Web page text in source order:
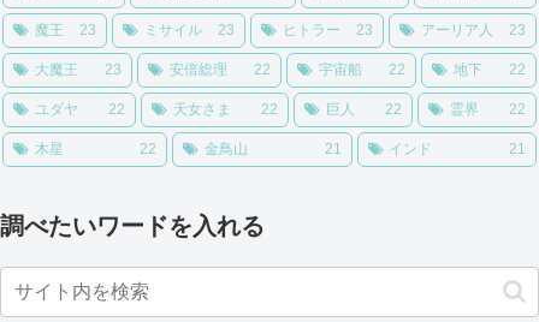
魔王 23 ミサイル 23 ヒトラー 23 アーリア人 23
大魔王 23 安倍総理 22 宇宙船 22 地下 22
ユダヤ 22 天女さま 22 巨人 22 霊界 22
木星 22 金鳥山 21 インド 21
調べたいワードを入れる